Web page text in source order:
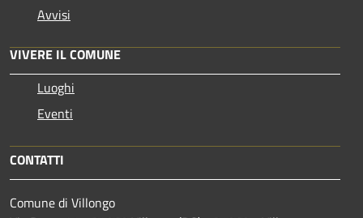
Avvisi
VIVERE IL COMUNE
Luoghi
Eventi
CONTATTI
Comune di Villongo